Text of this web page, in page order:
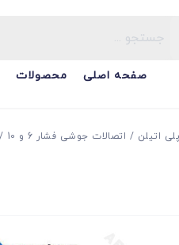
صفحه اصلی محصولات
اتیلن اتصالات جوشی فشار 6 و 10